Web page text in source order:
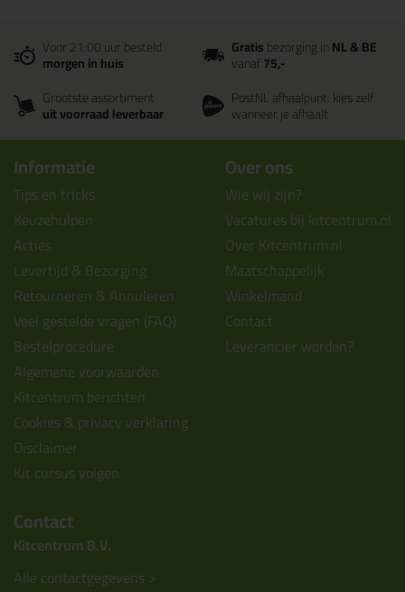
Voor 21:00 uur besteld
morgen in huis
Gratisbezorging inNL & BE
vanaf75,-
Grootste assortiment
uit voorraad leverbaar
PostNL afhaalpunt: kies zelf
wanneer je afhaalt
Informatie
Tips en tricks
Keuzehulpen
Acties
Levertijd & Bezorging
Retourneren & Annuleren
Veel gestelde vragen (FAQ)
Bestelprocedure
Algemene voorwaarden
Kitcentrum berichten
Cookies & privacy verklaring
Disclaimer
Kit cursus volgen
Over ons
Wie wij zijn?
Vacatures bij kitcentrum.nl
Over Kitcentrum.nl
Maatschappelijk
Winkelmand
Contact
Leverancier worden?
Contact
Kitcentrum B.V.
Alle contactgegevens >